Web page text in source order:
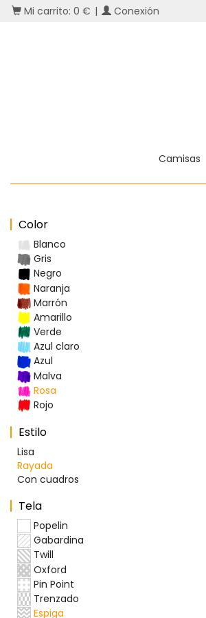
Mi carrito: 0 € | Conexión
Camisas
Color
Blanco
Gris
Negro
Naranja
Marrón
Amarillo
Verde
Azul claro
Azul
Malva
Rosa
Rojo
Estilo
Lisa
Rayada
Con cuadros
Tela
Popelin
Gabardina
Twill
Oxford
Pin Point
Trenzado
Espiga